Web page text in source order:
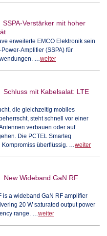
SSPA-Verstärker mit hoher
erweiterte EMCO Elektronik sein
Amplifier (SSPA) für
…weiter
Schluss mit Kabelsalat: LTE
die gleichzeitig mobiles
steht schnell vor einer
verbauen oder auf
Die PCTEL Smarteq
Kompromiss überflüssig. …weiter
New Wideband GaN RF
is a wideband GaN RF amplifier
20 W saturated output power
range. …weiter